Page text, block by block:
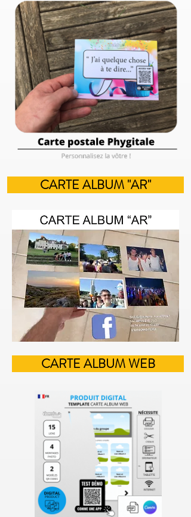
CARTE ALBUM "AR"
CARTE ALBUM WEB